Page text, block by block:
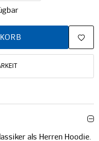
als Herren Hoodie.